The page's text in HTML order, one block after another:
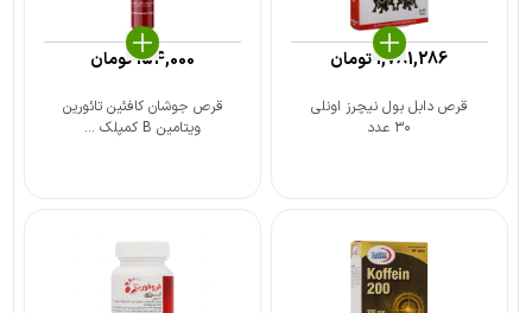
قرص دابل بول نیچرز اونلی
۳۰ عدد
1,781,286تومان
قرص جوشان کافئین تائورین
ویتامین B کمپلک ...
154,000تومان